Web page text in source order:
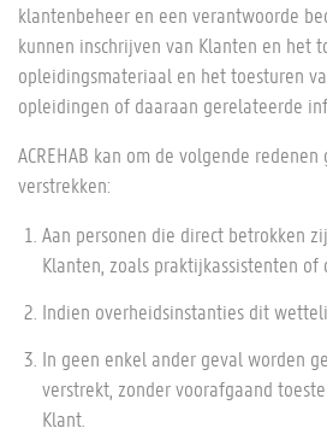
klantenbeheer en een verantwoorde
kunnen inschrijven van Klanten en het
opleidingsmateriaal en het toesturen
opleidingen of daaraan gerelateerde
ACREHAB kan om de volgende
verstrekken:
Aan personen die direct betrokken
Klanten, zoals praktijkassistenten of
Indien overheidsinstanties dit
In geen enkel ander geval worden
verstrekt, zonder voorafgaand
Klant.